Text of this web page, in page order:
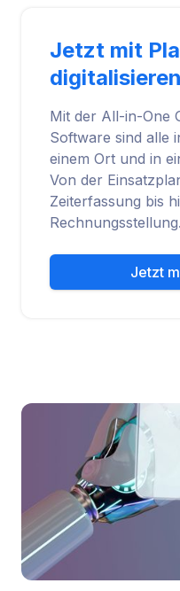
Jetzt mit
Mit der All-in-One
Software sind alle
einem Ort und in
Von der
Zeiterfassung bis
Rechnungsstellung.
Jetzt